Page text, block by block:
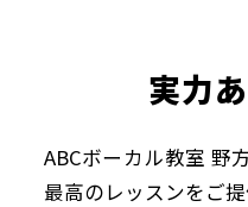
実力
ABCボーカル教室 野
最高のレッスンをご提